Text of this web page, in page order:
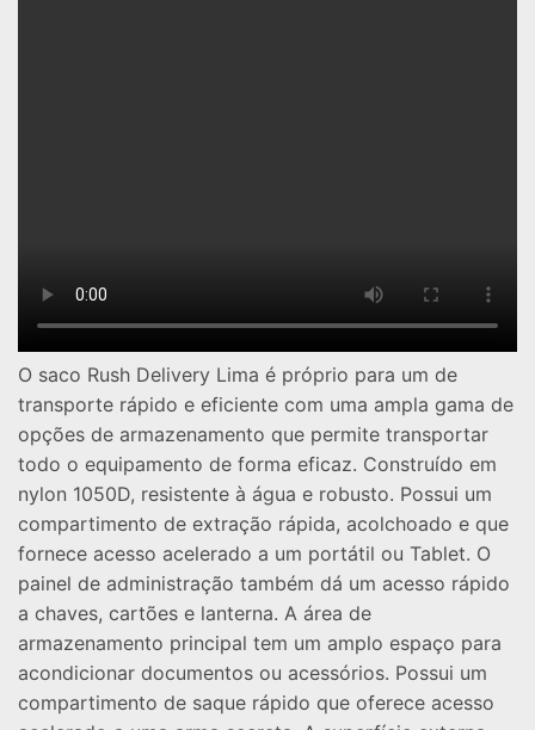
O saco Rush Delivery Lima é próprio para um de
transporte rápido e eficiente com uma ampla gama de
opções de armazenamento que permite transportar
todo o equipamento de forma eficaz. Construído em
nylon 1050D, resistente à água e robusto. Possui um
compartimento de extração rápida, acolchoado e que
fornece acesso acelerado a um portátil ou Tablet. O
painel de administração também dá um acesso rápido
a chaves, cartões e lanterna. A área de
armazenamento principal tem um amplo espaço para
acondicionar documentos ou acessórios. Possui um
compartimento de saque rápido que oferece acesso